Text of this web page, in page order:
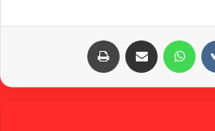
واتساب